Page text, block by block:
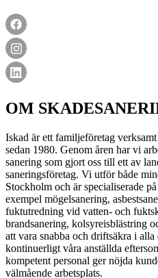
OM
Iskad är ett familjeföretag
sedan 1980. Genom åren har vi
sanering som gjort oss till ett av
saneringsföretag. Vi utför både
Stockholm och är specialiserade
exempel mögelsanering,
fuktutredning vid vatten- och
brandsanering, kolsyreisblästring
att vara snabba och driftsäkra i
kontinuerligt våra anställda
kompetent personal ger nöjda
välmående arbetsplats.